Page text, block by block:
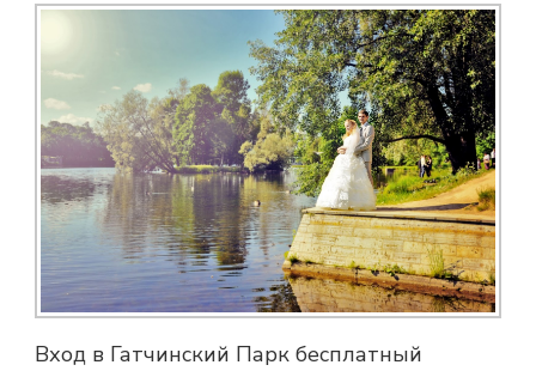
Вход в Гатчинский Парк бесплатный